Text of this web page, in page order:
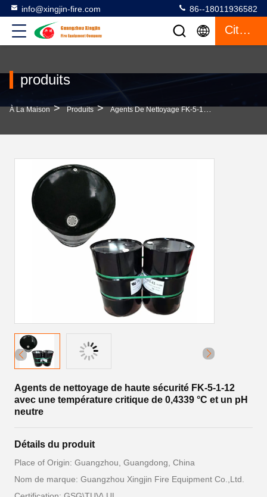
info@xingjin-fire.com 86--18011936582
Citation
produits
À La Maison > Produits > Agents De Nettoyage FK-5-1-12 >
Agents de nettoyage de haute sécurité FK-5-1-12
avec une température critique de 0,4339 °C et un pH
neutre
Détails du produit
Place of Origin: Guangzhou, Guangdong, China
Nom de marque: Guangzhou Xingjin Fire Equipment Co.,Ltd.